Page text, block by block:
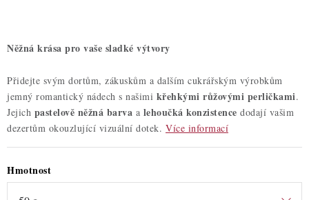
Nepřevzetí zásilky na dobírku
Obchodní podmínky
Hodnocení obchodu
Blog
Moje objednávka
Podmínky ochrany osobních údajů
Něžná krása pro vaše sladké výtvory
Přidejte svým dortům, zákuskům a dalším cukrářským výrobkům
jemný romantický nádech s našimi křehkými růžovými perličkami.
Jejich pastelově něžná barva a lehoučká konzistence dodají vašim
dezertům okouzlující vizuální dotek. Více informací
Hmotnost